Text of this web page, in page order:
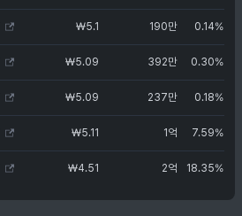
₩5.1 190만 0.14%
₩5.09 392만 0.30%
₩5.09 237만 0.18%
₩5.11 1억 7.59%
₩4.51 2억 18.35%